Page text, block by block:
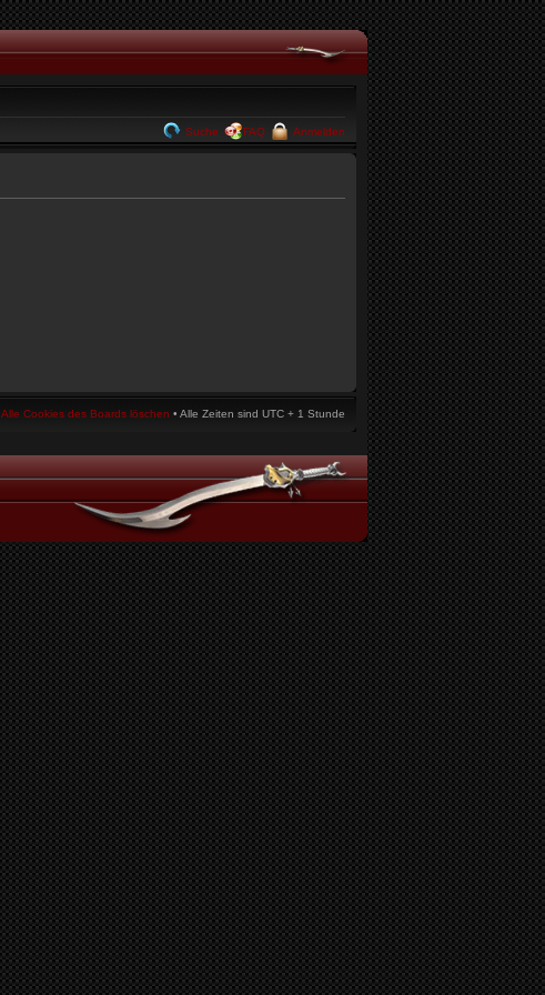
Suche FAQ Anmelden
Alle Cookies des Boards löschen • Alle Zeiten sind UTC + 1 Stunde